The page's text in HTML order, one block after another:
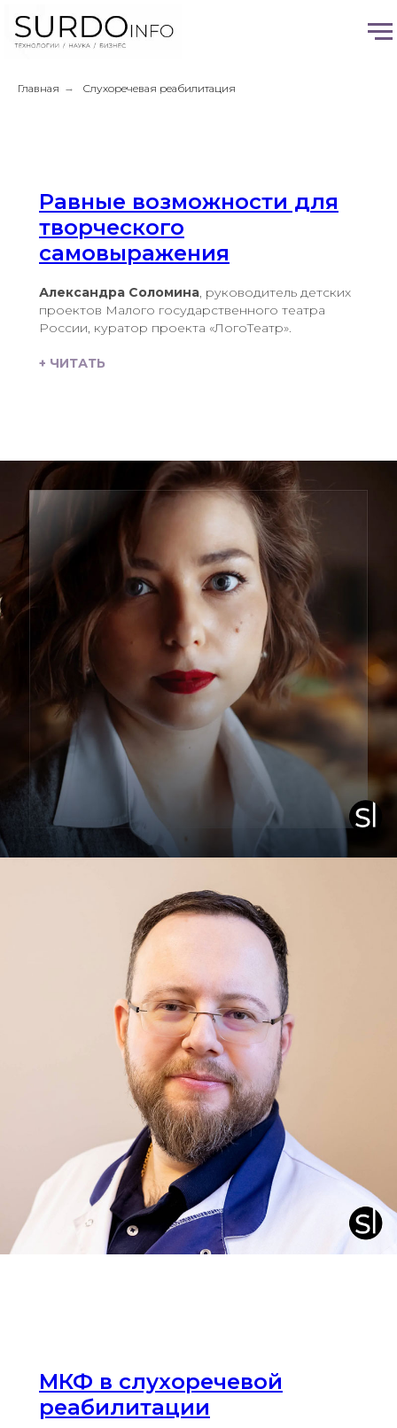
Главная → Слухоречевая реабилитация
Равные возможности для
творческого
самовыражения
Александра Соломина, руководитель детских
проектов Малого государственного театра
России, куратор проекта «ЛогоТеатр».
+ ЧИТАТЬ
МКФ в слухоречевой
реабилитации